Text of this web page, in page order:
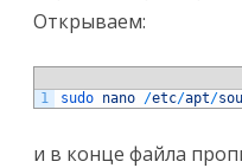
Открываем:
1
sudo nano /etc/apt/
и в конце файла